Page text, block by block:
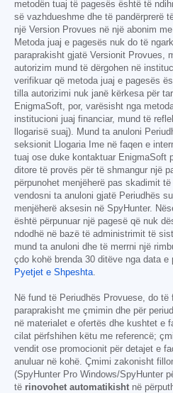
metodën tuaj të pagesës është të
së vazhdueshme dhe të pandërprerë
një Version Provues në një abonim
Metoda juaj e pagesës nuk do të
paraprakisht gjatë Versionit Provues,
autorizim mund të dërgohen në
verifikuar që metoda juaj e pagesës
tilla autorizimi nuk janë kërkesa për
EnigmaSoft, por, varësisht nga
institucioni juaj financiar, mund të
llogarisë suaj). Mund ta anuloni
seksionit Llogaria Ime në faqen e
tuaj ose duke kontaktuar EnigmaSoft
ditore të provës për të shmangur një
përpunohet menjëherë pas skadimit
vendosni ta anuloni gjatë Periudhës
menjëherë aksesin në SpyHunter.
është përpunuar një pagesë që nuk
ndodhë në bazë të administrimit të
mund ta anuloni dhe të merrni një
çdo kohë brenda 30 ditëve nga data
Pyetjet e Shpeshta.
Në fund të Periudhës Provuese, do të
paraprakisht me çmimin dhe për
në materialet e ofertës dhe kushtet e
cilat përfshihen këtu me referencë;
vendit ose promocionit për detajet e
anuluar në kohë. Çmimi zakonisht
(SpyHunter Pro Windows/SpyHunter
të rinovohet automatikisht në